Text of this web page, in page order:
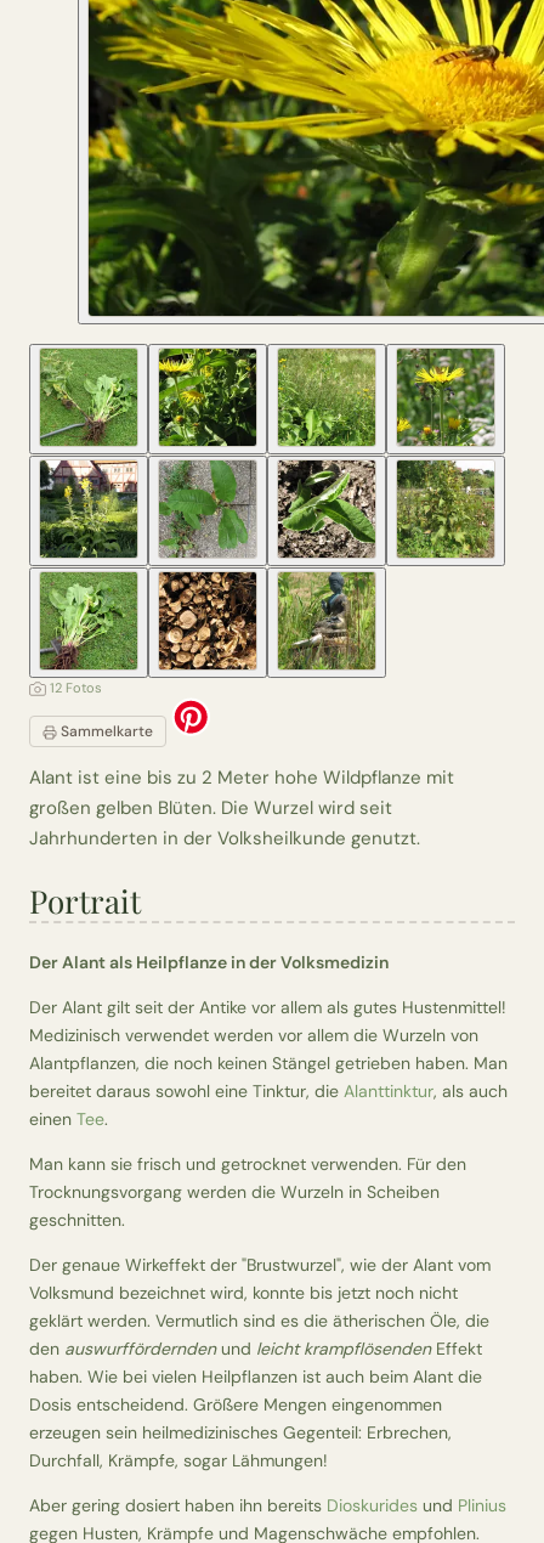
12 Fotos
Sammelkarte
Alant ist eine bis zu 2 Meter hohe Wildpflanze mit
großen gelben Blüten. Die Wurzel wird seit
Jahrhunderten in der Volksheilkunde genutzt.
Portrait
Der Alant als Heilpflanze in der Volksmedizin
Der Alant gilt seit der Antike vor allem als gutes Hustenmittel!
Medizinisch verwendet werden vor allem die Wurzeln von
Alantpflanzen, die noch keinen Stängel getrieben haben. Man
bereitet daraus sowohl eine Tinktur, die Alanttinktur, als auch
einen Tee.
Man kann sie frisch und getrocknet verwenden. Für den
Trocknungsvorgang werden die Wurzeln in Scheiben
geschnitten.
Der genaue Wirkeffekt der "Brustwurzel", wie der Alant vom
Volksmund bezeichnet wird, konnte bis jetzt noch nicht
geklärt werden. Vermutlich sind es die ätherischen Öle, die
den auswurfförderndenund leicht krampflösenden Effekt
haben. Wie bei vielen Heilpflanzen ist auch beim Alant die
Dosis entscheidend. Größere Mengen eingenommen
erzeugen sein heilmedizinisches Gegenteil: Erbrechen,
Durchfall, Krämpfe, sogar Lähmungen!
Aber gering dosiert haben ihn bereits Dioskurides und Plinius
gegen Husten, Krämpfe und Magenschwäche empfohlen.